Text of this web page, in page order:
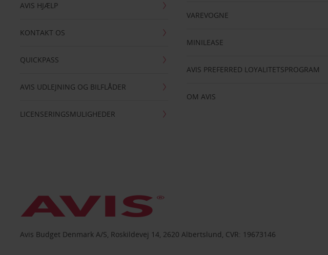
AVIS HJÆLP
KONTAKT OS
QUICKPASS
AVIS UDLEJNING OG BILFLÅDER
LICENSERINGSMULIGHEDER
VAREVOGNE
MINILEASE
AVIS PREFERRED LOYALITETSPROGRAM
OM AVIS
Avis Budget Denmark A/S, Roskildevej 14, 2620 Albertslund, CVR: 19673146